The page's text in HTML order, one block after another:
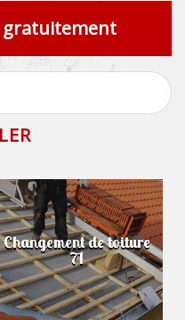
gratuitement
Changement de toiture
71